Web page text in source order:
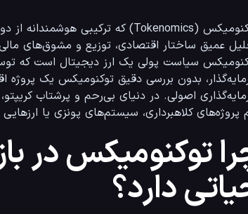
پونزی یا ارزهایی با تورم‌زایی افسارگسیخته در امان بمانید.
توکنومیکس در
دارد؟